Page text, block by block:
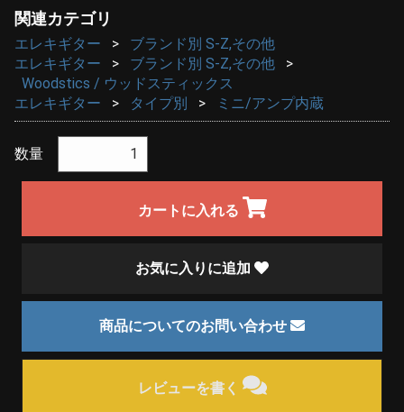
関連カテゴリ
エレキギター
ブランド別 S-Z,その他
エレキギター
ブランド別 S-Z,その他
Woodstics / ウッドスティックス
エレキギター
タイプ別 ミニ/アンプ内蔵
数量
カートに入れる
お気に入りに追加
商品についてのお問い合わせ
レビューを書く